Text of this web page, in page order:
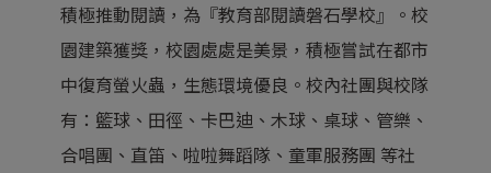
積極推動閱讀，為『教育部閱讀磐石學校』。校
園建築獲獎，校園處處是美景，積極嘗試在都市
中復育螢火蟲，生態環境優良。校內社團與校隊
有：籃球、田徑、卡巴迪、木球、桌球、管樂、
合唱團、直笛、啦啦舞蹈隊、童軍服務團 等社